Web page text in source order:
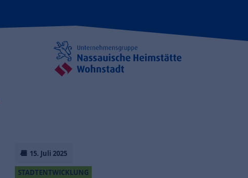
15. Juli 2025
STADTENTWICKLUNG